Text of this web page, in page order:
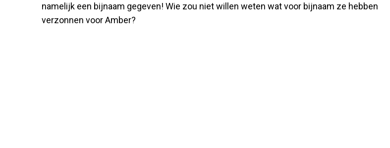
namelijk een bijnaam gegeven! Wie zou niet willen weten wat voor bijnaam ze hebben
verzonnen voor Amber?